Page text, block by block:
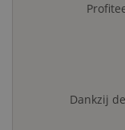
Dankzij